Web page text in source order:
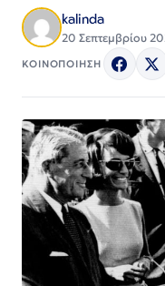
kalinda
20 Σεπτεμβρίου
ΚΟΙΝΟΠΟΙΗΣΗ